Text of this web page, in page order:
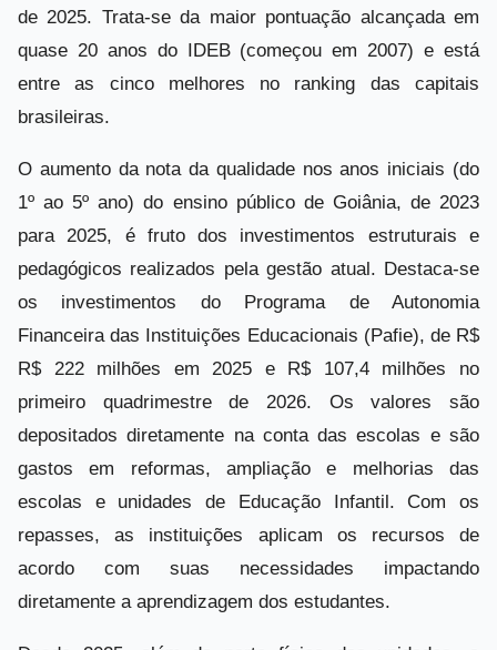
de 2025. Trata-se da maior pontuação alcançada em
quase 20 anos do IDEB (começou em 2007) e está
entre as cinco melhores no ranking das capitais
brasileiras.
O aumento da nota da qualidade nos anos iniciais (do
1º ao 5º ano) do ensino público de Goiânia, de 2023
para 2025, é fruto dos investimentos estruturais e
pedagógicos realizados pela gestão atual. Destaca-se
os investimentos do Programa de Autonomia
Financeira das Instituições Educacionais (Pafie), de R$
R$ 222 milhões em 2025 e R$ 107,4 milhões no
primeiro quadrimestre de 2026. Os valores são
depositados diretamente na conta das escolas e são
gastos em reformas, ampliação e melhorias das
escolas e unidades de Educação Infantil. Com os
repasses, as instituições aplicam os recursos de
acordo com suas necessidades impactando
diretamente a aprendizagem dos estudantes.